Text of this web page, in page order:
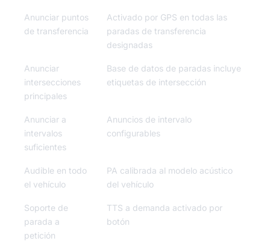
Anunciar puntos
de transferencia
Activado por GPS en todas las
paradas de transferencia
designadas
Anunciar
intersecciones
principales
Base de datos de paradas incluye
etiquetas de intersección
Anunciar a
intervalos
suficientes
Anuncios de intervalo
configurables
Audible en todo
el vehículo
PA calibrada al modelo acústico
del vehículo
Soporte de
parada a
petición
TTS a demanda activado por
botón